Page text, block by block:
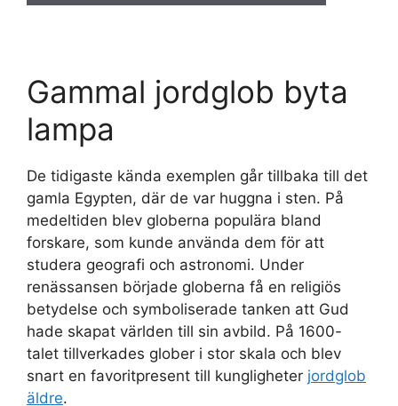
Gammal jordglob byta
lampa
De tidigaste kända exemplen går tillbaka till det
gamla Egypten, där de var huggna i sten. På
medeltiden blev globerna populära bland
forskare, som kunde använda dem för att
studera geografi och astronomi. Under
renässansen började globerna få en religiös
betydelse och symboliserade tanken att Gud
hade skapat världen till sin avbild. På 1600-
talet tillverkades glober i stor skala och blev
snart en favoritpresent till kungligheter jordglob
äldre.